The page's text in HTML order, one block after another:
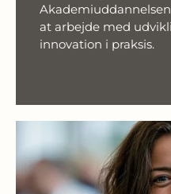
at arbejde med
innovation i praksis.